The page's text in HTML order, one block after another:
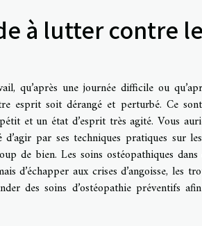
à lutter contre
qu’après une journée difficile ou
esprit soit dérangé et perturbé. Ce
et un état d’esprit très agité. Vous
par ses techniques pratiques sur
de bien. Les soins ostéopathiques
d’échapper aux crises d’angoisse, les
des soins d’ostéopathie préventifs